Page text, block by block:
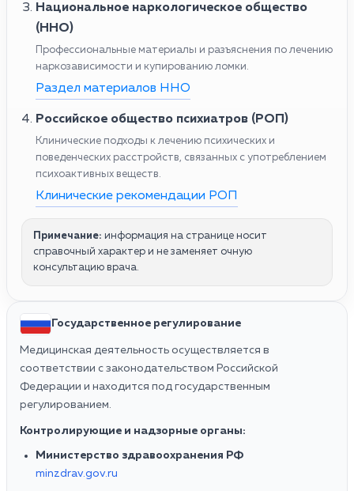
Национальное наркологическое общество
(ННО)
Профессиональные материалы и разъяснения по лечению
наркозависимости и купированию ломки.
Раздел материалов ННО
Российское общество психиатров (РОП)
Клинические подходы к лечению психических и
поведенческих расстройств, связанных с употреблением
психоактивных веществ.
Клинические рекомендации РОП
Примечание: информация на странице носит
справочный характер и не заменяет очную
консультацию врача.
Государственное регулирование
Медицинская деятельность осуществляется в
соответствии с законодательством Российской
Федерации и находится под государственным
регулированием.
Контролирующие и надзорные органы:
Министерство здравоохранения РФ
minzdrav.gov.ru